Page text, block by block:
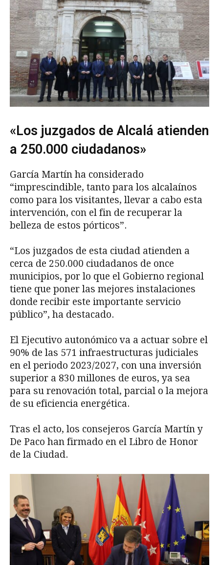
«Los juzgados de Alcalá atienden
a 250.000 ciudadanos»
García Martín ha considerado
“imprescindible, tanto para los alcalaínos
como para los visitantes, llevar a cabo esta
intervención, con el fin de recuperar la
belleza de estos pórticos”.
“Los juzgados de esta ciudad atienden a
cerca de 250.000 ciudadanos de once
municipios, por lo que el Gobierno regional
tiene que poner las mejores instalaciones
donde recibir este importante servicio
público”, ha destacado.
El Ejecutivo autonómico va a actuar sobre el
90% de las 571 infraestructuras judiciales
en el periodo 2023/2027, con una inversión
superior a 830 millones de euros, ya sea
para su renovación total, parcial o la mejora
de su eficiencia energética.
Tras el acto, los consejeros García Martín y
De Paco han firmado en el Libro de Honor
de la Ciudad.